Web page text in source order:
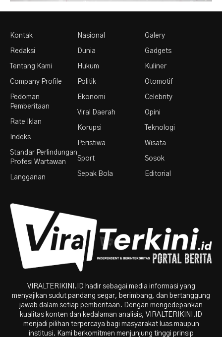
Kontak
Redaksi
Tentang Kami
Company Profile
Pedoman
Pemberitaan
Rate Iklan
Indeks
Standar Perlindungan
Profesi Wartawan
Langganan
Nasional
Dunia
Hukum
Politik
Ekonomi
Viral Daerah
Korupsi
Peristiwa
Sport
Sepak Bola
Galery
Gadgets
Kuliner
Otomotif
Celebrity
Opini
Teknologi
Wisata
Sosok
Editorial
VIRALTERIKINI.ID hadir sebagai media informasi yang
menyajikan sudut pandang segar, berimbang, dan bertanggung
jawab dalam setiap pemberitaan. Dengan mengedepankan
kualitas konten dan kedalaman analisis, VIRALTERIKINI.ID
menjadi pilihan terpercaya bagi masyarakat luas maupun
institusi. Kami berkomitmen menjunjung tinggi prinsip